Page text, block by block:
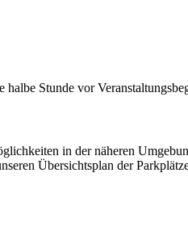
halbe Stunde vor
in der näheren
Übersichtsplan der